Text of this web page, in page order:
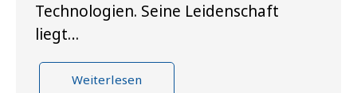
Technologien. Seine Leidenschaft
liegt…
Weiterlesen